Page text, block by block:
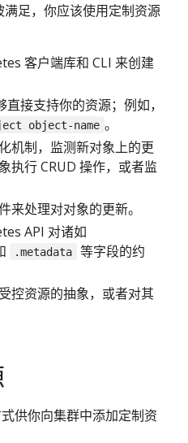
足，你应该使用定制资源
客户端库和 CLI 来创建
直接支持你的资源；例如，
object-name 。
机制，监测新对象上的更
执行 CRUD 操作，或者监
来处理对对象的更新。
API 对诸如
.metadata
等字段的约
控资源的抽象，或者对其
供你向集群中添加定制资